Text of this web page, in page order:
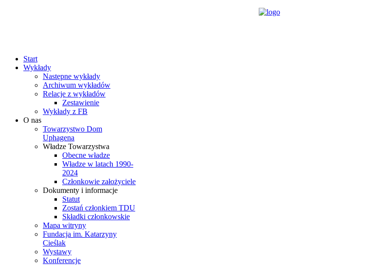
Start
Wykłady
Następne wykłady
Archiwum wykładów
Relacje z wykładów
Zestawienie
Wykłady z FB
O nas
Towarzystwo Dom
Uphagena
Władze Towarzystwa
Obecne władze
Władze w latach 1990-
2024
Członkowie założyciele
Dokumenty i informacje
Statut
Zostań członkiem TDU
Składki członkowskie
Mapa witryny
Fundacja im. Katarzyny
Cieślak
Wystawy
Konferencje